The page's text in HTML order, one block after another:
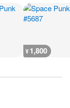
¥1,800